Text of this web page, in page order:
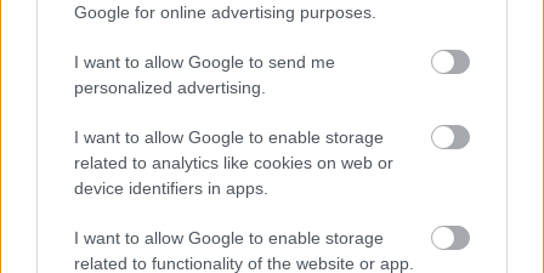
Google for online advertising purposes.
I want to allow Google to send me
personalized advertising.
I want to allow Google to enable storage
related to analytics like cookies on web or
device identifiers in apps.
I want to allow Google to enable storage
related to functionality of the website or app.
Έπειτα από τρία χρόνια η κεντρική Μαριάννα Καλαπόδα
επιστρέφει και επίσημα στο νησί του ηφαιστείου για να
ενισχύσει τη φετινή προσπάθεια διάκρισης του Α.Ο....